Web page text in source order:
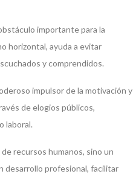
importante para la
horizontal, ayuda a evitar
y comprendidos.
impulsor de la motivación y
de elogios públicos,
laboral.
recursos humanos, sino un
desarrollo profesional, facilitar